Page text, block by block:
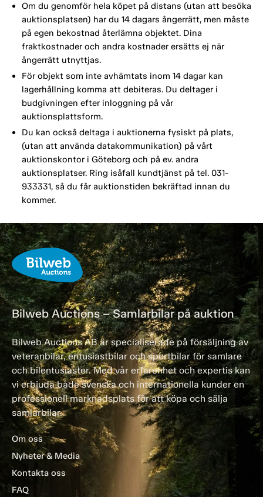
Om du genomför hela köpet på distans (utan att besöka
auktionsplatsen) har du 14 dagars ångerrätt, men måste
på egen bekostnad återlämna objektet. Dina
fraktkostnader och andra kostnader ersätts ej när
ångerrätt utnyttjas.
För objekt som inte avhämtats inom 14 dagar kan
lagerhållning komma att debiteras. Du deltager i
budgivningen efter inloggning på vår
auktionsplattsform.
Du kan också deltaga i auktionerna fysiskt på plats,
(utan att använda datakommunikation) på vårt
auktionskontor i Göteborg och på ev. andra
auktionsplatser. Ring isåfall kundtjänst på tel. 031-
933331, så du får auktionstiden bekräftad innan du
kommer.
Bilweb Auctions – Samlarbilar på auktion
Bilweb Auctions AB är specialiserade på försäljning av
veteranbilar, entusiastbilar och sportbilar för samlare
och bilentusiaster. Med vår erfarenhet och expertis kan
vi erbjuda både svenska och internationella kunder en
professionell marknadsplats för att köpa och sälja
samlarbilar.
Om oss
Nyheter & Media
Kontakta oss
FAQ